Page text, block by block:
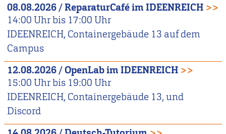
08.08.2026/ReparaturCafé im IDEENREICH >>
14:00 Uhr bis 17:00 Uhr
IDEENREICH, Containergebäude 13 auf dem
Campus
12.08.2026/OpenLab im IDEENREICH >>
15:00 Uhr bis 19:00 Uhr
IDEENREICH, Containergebäude 13, und
Discord